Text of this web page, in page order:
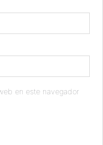
en este navegador